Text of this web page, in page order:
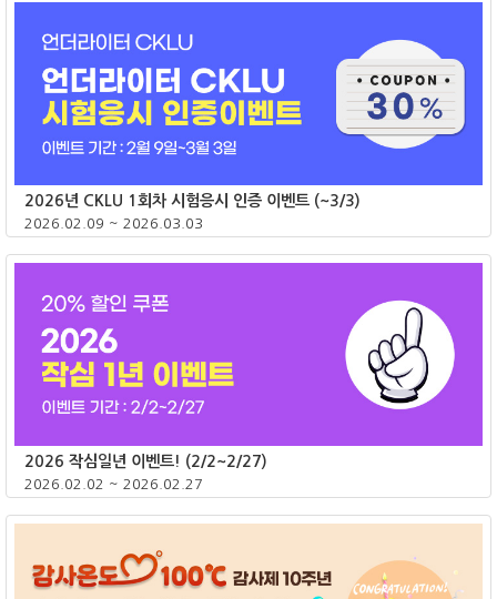
2026년 CKLU 1회차 시험응시 인증 이벤트 (~3/3)
2026.02.09 ~ 2026.03.03
2026 작심일년 이벤트! (2/2~2/27)
2026.02.02 ~ 2026.02.27